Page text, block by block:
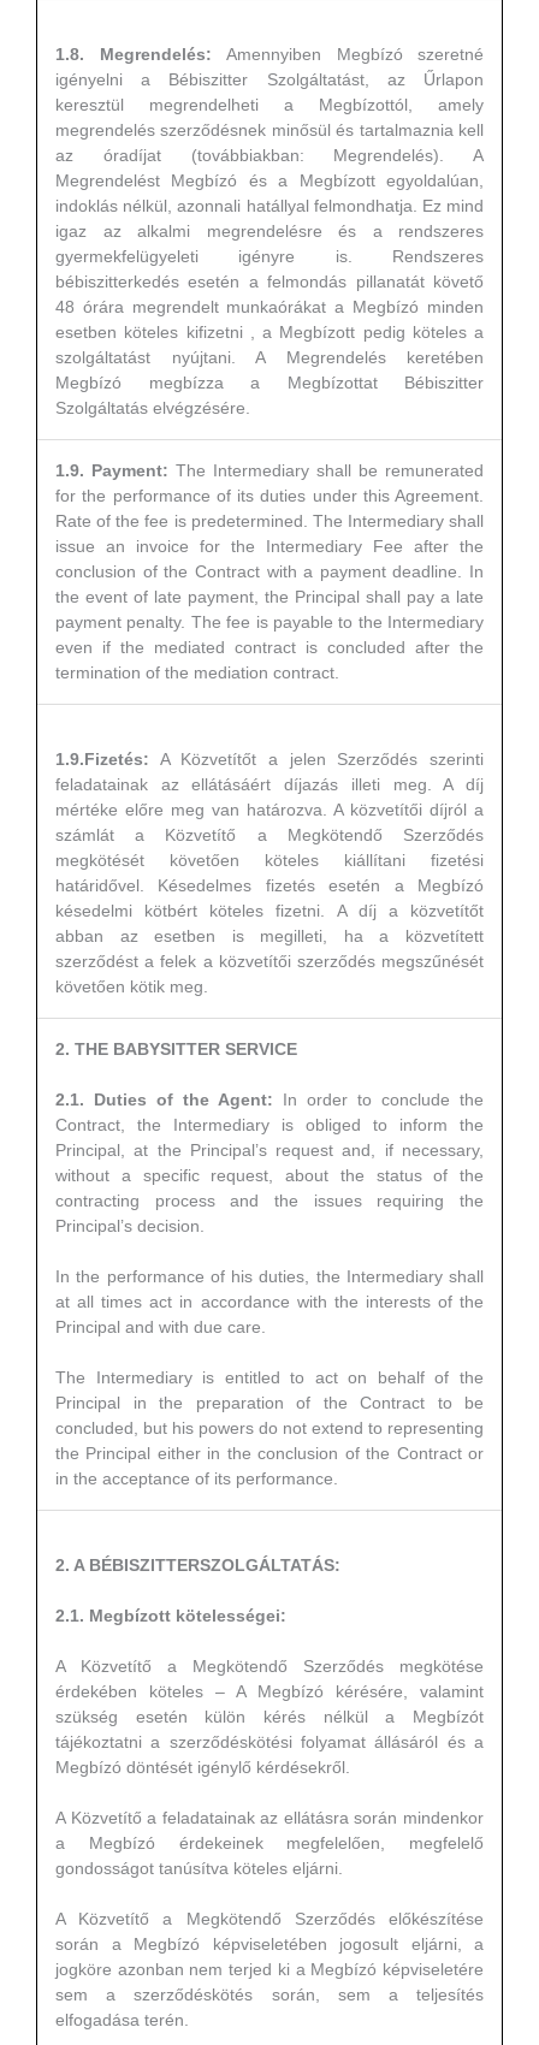
1.8. Megrendelés: Amennyiben Megbízó szeretné
igényelni a Bébiszitter Szolgáltatást, az Űrlapon
keresztül megrendelheti a Megbízottól, amely
megrendelés szerződésnek minősül és tartalmaznia kell
az óradíjat (továbbiakban: Megrendelés). A
Megrendelést Megbízó és a Megbízott egyoldalúan,
indoklás nélkül, azonnali hatállyal felmondhatja. Ez mind
igaz az alkalmi megrendelésre és a rendszeres
gyermekfelügyeleti igényre is. Rendszeres
bébiszitterkedés esetén a felmondás pillanatát követő
48 órára megrendelt munkaórákat a Megbízó minden
esetben köteles kifizetni , a Megbízott pedig köteles a
szolgáltatást nyújtani. A Megrendelés keretében
Megbízó megbízza a Megbízottat Bébiszitter
Szolgáltatás elvégzésére.
1.9. Payment: The Intermediary shall be remunerated
for the performance of its duties under this Agreement.
Rate of the fee is predetermined. The Intermediary shall
issue an invoice for the Intermediary Fee after the
conclusion of the Contract with a payment deadline. In
the event of late payment, the Principal shall pay a late
payment penalty. The fee is payable to the Intermediary
even if the mediated contract is concluded after the
termination of the mediation contract.
1.9.Fizetés: A Közvetítőt a jelen Szerződés szerinti
feladatainak az ellátásáért díjazás illeti meg. A díj
mértéke előre meg van határozva. A közvetítői díjról a
számlát a Közvetítő a Megkötendő Szerződés
megkötését követően köteles kiállítani fizetési
határidővel. Késedelmes fizetés esetén a Megbízó
késedelmi kötbért köteles fizetni. A díj a közvetítőt
abban az esetben is megilleti, ha a közvetített
szerződést a felek a közvetítői szerződés megszűnését
követően kötik meg.
2. THE BABYSITTER SERVICE
2.1. Duties of the Agent:
In order to conclude the
Contract, the Intermediary is obliged to inform the
Principal, at the Principal’s request and, if necessary,
without a specific request, about the status of the
contracting process and the issues requiring the
Principal’s decision.
In the performance of his duties, the Intermediary shall
at all times act in accordance with the interests of the
Principal and with due care.
The Intermediary is entitled to act on behalf of the
Principal in the preparation of the Contract to be
concluded, but his powers do not extend to representing
the Principal either in the conclusion of the Contract or
in the acceptance of its performance.
2. A BÉBISZITTERSZOLGÁLTATÁS:
2.1. Megbízott kötelességei:
A Közvetítő a Megkötendő Szerződés megkötése
érdekében köteles – A Megbízó kérésére, valamint
szükség esetén külön kérés nélkül a Megbízót
tájékoztatni a szerződéskötési folyamat állásáról és a
Megbízó döntését igénylő kérdésekről.
A Közvetítő a feladatainak az ellátásra során mindenkor
a Megbízó érdekeinek megfelelően, megfelelő
gondosságot tanúsítva köteles eljárni.
A Közvetítő a Megkötendő Szerződés előkészítése
során a Megbízó képviseletében jogosult eljárni, a
jogköre azonban nem terjed ki a Megbízó képviseletére
sem a szerződéskötés során, sem a teljesítés
elfogadása terén.